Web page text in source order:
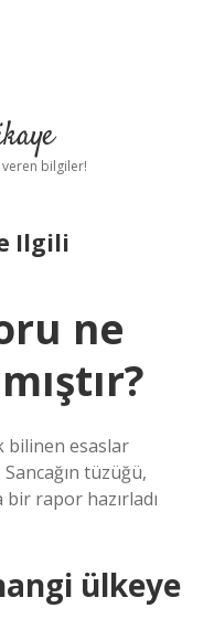
bilgiler!
Ilgili
ne
bilinen esaslar
Sancağın tüzüğü,
bir rapor hazırladı
ülkeye